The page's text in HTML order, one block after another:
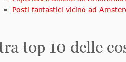
Posti fantastici vicino ad
top 10 delle